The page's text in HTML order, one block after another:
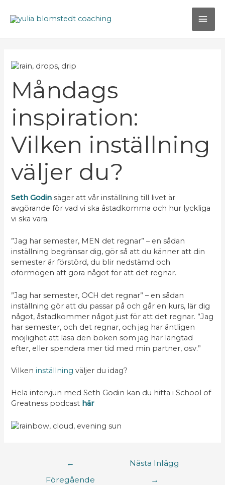
innehåll
Måndags
inspiration:
Vilken inställning
väljer du?
Seth Godin säger att vår inställning till livet är
avgörande för vad vi ska åstadkomma och hur lyckliga
vi ska vara.
”Jag har semester, MEN det regnar” – en sådan
inställning begränsar dig, gör så att du känner att din
semester är förstörd, du blir nedstämd och
oförmögen att göra något för att det regnar.
”Jag har semester, OCH det regnar” – en sådan
inställning gör att du passar på och går en kurs, lär dig
något, åstadkommer något just för att det regnar. ”Jag
har semester, och det regnar, och jag har äntligen
möjlighet att läsa den boken som jag har längtad
efter, eller spendera mer tid med min partner, osv.”
Vilkeninställningväljer du idag?
Hela intervjun med Seth Godin kan du hitta i School of
Greatness podcast här
←
Föregående
Nästa Inlägg
→